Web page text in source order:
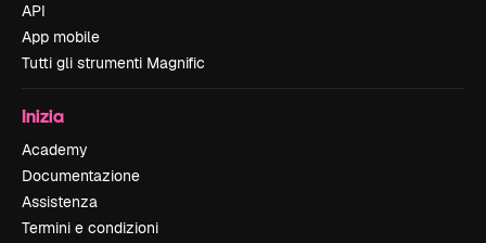
API
App mobile
Tutti gli strumenti Magnific
Inizia
Academy
Documentazione
Assistenza
Termini e condizioni